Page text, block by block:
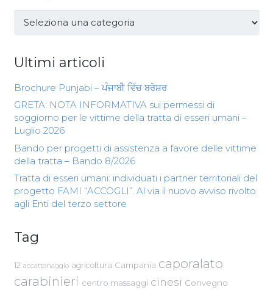
Categorie
Ultimi articoli
Brochure Punjabi – ਪੰਜਾਬੀ ਵਿੱਚ ਬਰੋਸ਼ਰ
GRETA: NOTA INFORMATIVA sui permessi di
soggiorno per le vittime della tratta di esseri umani –
Luglio 2026
Bando per progetti di assistenza a favore delle vittime
della tratta – Bando 8/2026
Tratta di esseri umani: individuati i partner territoriali del
progetto FAMI “ACCOGLI”. Al via il nuovo avviso rivolto
agli Enti del terzo settore
Tag
12 accattonaggio agricoltura Campania caporalato
carabinieri centro massaggi cinesi Convegno